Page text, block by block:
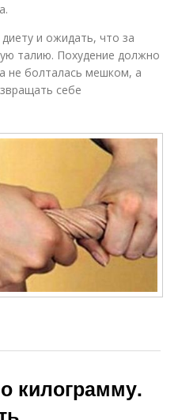
и ожидать, что за
талию. Похудение должно
не болталась мешком, а
себе
килограмму.